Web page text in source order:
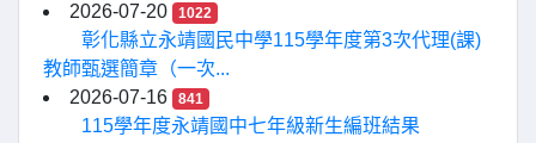
2026-07-20
1022
彰化縣立永靖國民中學115學年度第3次代理(課)
教師甄選簡章（一次...
2026-07-16
841
115學年度永靖國中七年級新生編班結果